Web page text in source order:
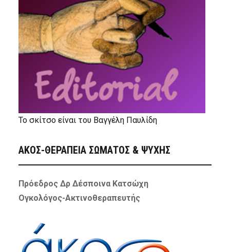
Το σκίτσο είναι του Βαγγέλη Παυλίδη
ΑΚΟΣ-ΘΕΡΑΠΕΙΑ ΣΩΜΑΤΟΣ & ΨΥΧΗΣ
Πρόεδρος Δρ Δέσποινα Κατσώχη
Ογκολόγος-Ακτινοθεραπευτής